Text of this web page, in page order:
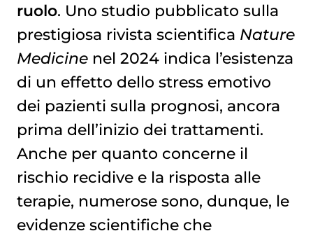
ruolo. Uno studio pubblicato sulla
prestigiosa rivista scientifica Nature
Medicinenel 2024 indica l’esistenza
di un effetto dello stress emotivo
dei pazienti sulla prognosi, ancora
prima dell’inizio dei trattamenti.
Anche per quanto concerne il
rischio recidive e la risposta alle
terapie, numerose sono, dunque, le
evidenze scientifiche che